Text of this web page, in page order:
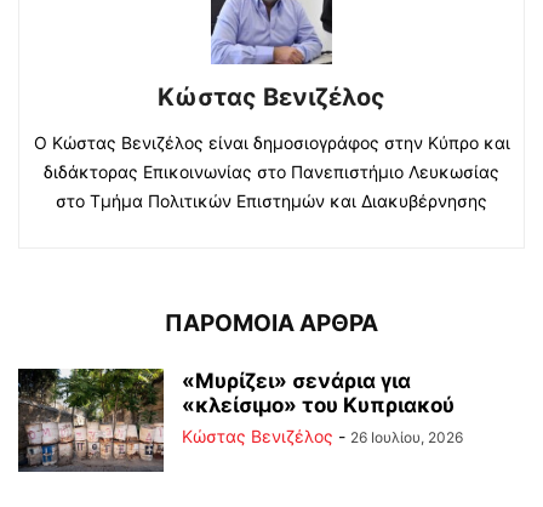
Κώστας Βενιζέλος
Ο Κώστας Βενιζέλος είναι δημοσιογράφος στην Κύπρο και
διδάκτορας Επικοινωνίας στο Πανεπιστήμιο Λευκωσίας
στο Τμήμα Πολιτικών Επιστημών και Διακυβέρνησης
ΠΑΡΟΜΟΙΑ ΑΡΘΡΑ
«Μυρίζει» σενάρια για
«κλείσιμο» του Κυπριακού
Κώστας Βενιζέλος - 26 Ιουλίου, 2026